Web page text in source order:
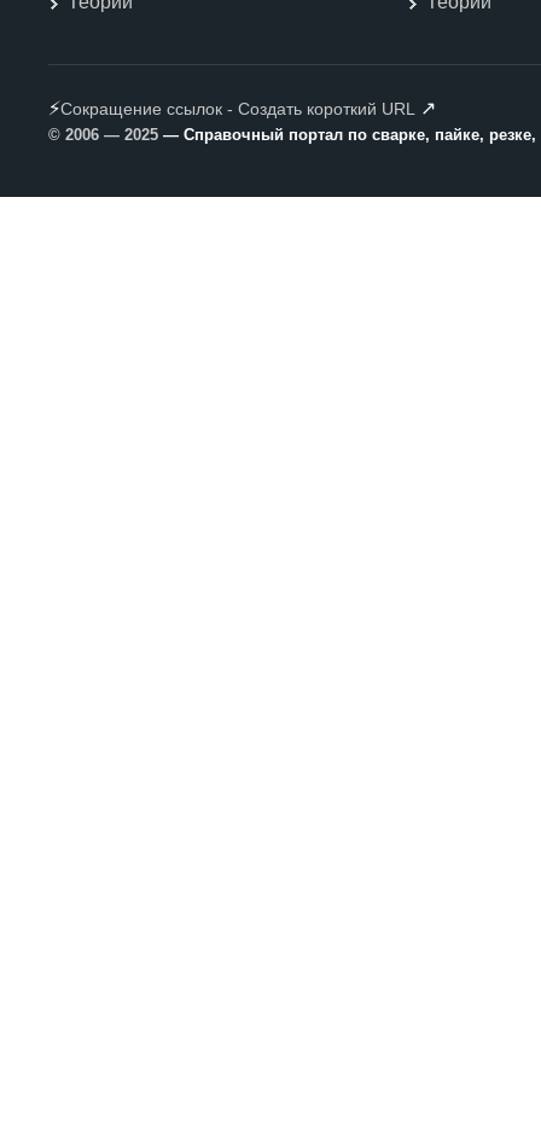
⚡Сокращение ссылок - Создать короткий URL ↗
© 2006 — 2025 — Справочный портал по сварке, пайке,